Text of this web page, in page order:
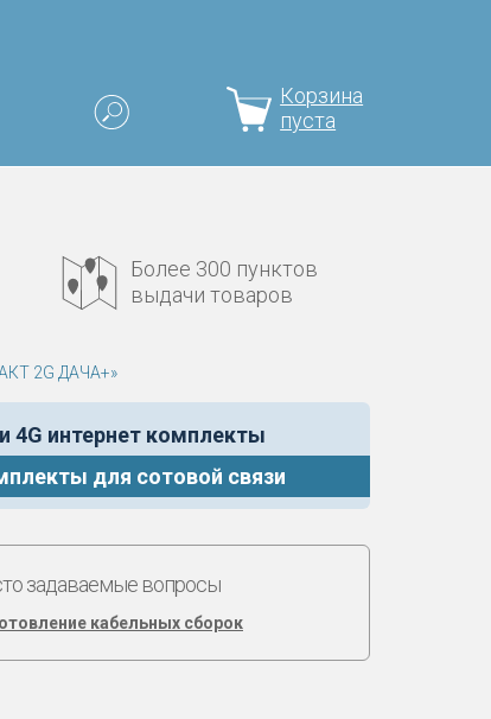
Корзина
пуста
Более 300 пунктов
выдачи товаров
2G ДАЧА+»
4G интернет комплекты
для сотовой связи
задаваемые вопросы
кабельных сборок